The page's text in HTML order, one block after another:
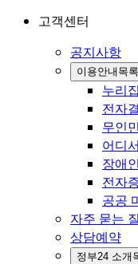
고객센터
공지사항
이용안내 목록
누리
전자
무인
어디
장애
전자
공공
자주 묻는
상담예약
정부24 소개